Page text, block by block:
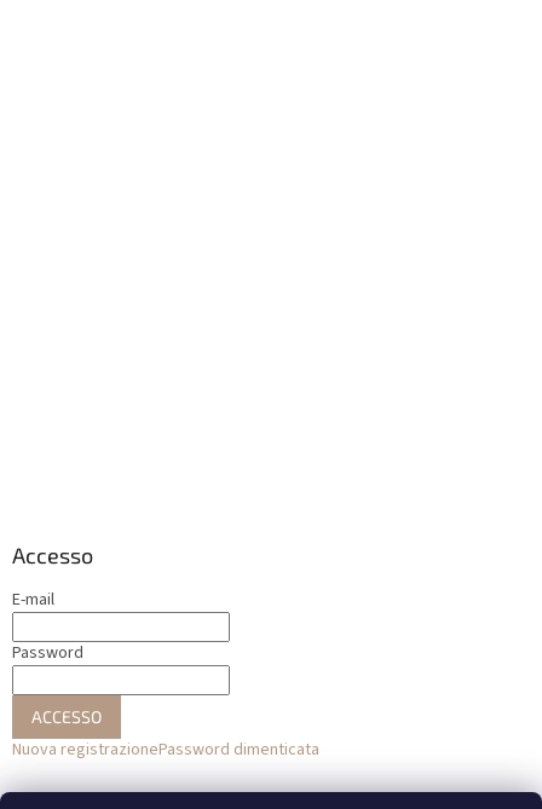
Accesso
E-mail
Password
ACCESSO
Nuova registrazionePassword dimenticata
o